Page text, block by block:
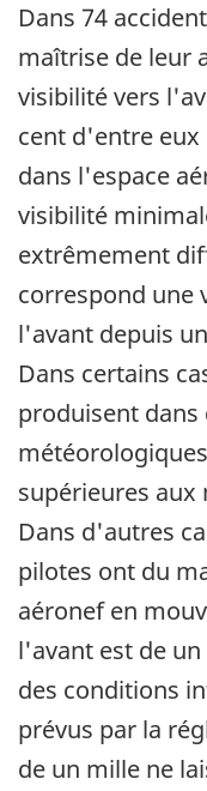
Dans 74
maîtrise de leur
visibilité vers
cent d'entre
dans l'espace
visibilité
extrêmement
correspond une
l'avant depuis
Dans certains
produisent
supérieures
Dans d'autres
pilotes ont du
aéronef en
l'avant est de
des conditions
prévus par la
de un mille ne